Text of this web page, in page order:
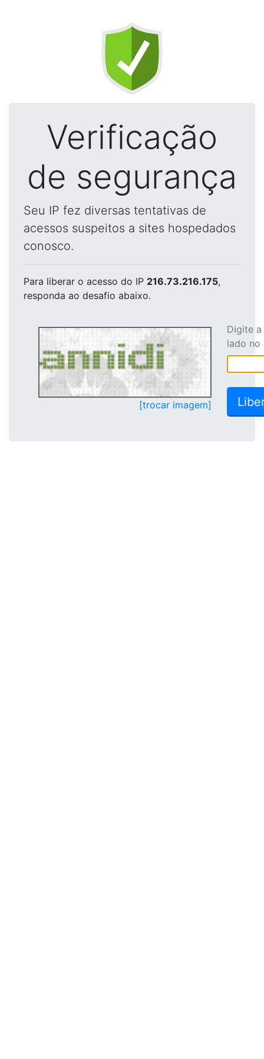
Verificação
de segurança
Seu IP fez diversas tentativas de
acessos suspeitos a sites hospedados
conosco.
Para liberar o acesso do IP 216.73.216.175,
responda ao desafio abaixo.
[trocar imagem]
Digite
lado no